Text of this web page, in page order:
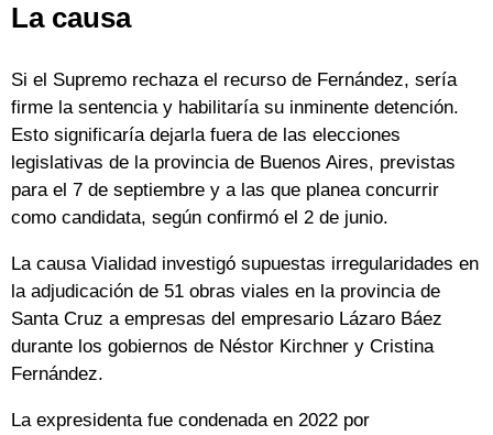
La causa
Si el Supremo rechaza el recurso de Fernández, sería
firme la sentencia y habilitaría su inminente detención.
Esto significaría dejarla fuera de las elecciones
legislativas de la provincia de Buenos Aires, previstas
para el 7 de septiembre y a las que planea concurrir
como candidata, según confirmó el 2 de junio.
La causa Vialidad investigó supuestas irregularidades en
la adjudicación de 51 obras viales en la provincia de
Santa Cruz a empresas del empresario Lázaro Báez
durante los gobiernos de Néstor Kirchner y Cristina
Fernández.
La expresidenta fue condenada en 2022 por